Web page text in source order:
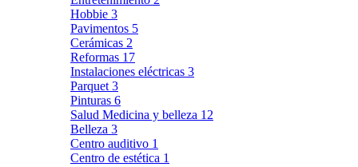
Hobbie 3
Pavimentos 5
Cerámicas 2
Reformas 17
Instalaciones eléctricas 3
Parquet 3
Pinturas 6
Salud Medicina y belleza 12
Belleza 3
Centro auditivo 1
Centro de estética 1